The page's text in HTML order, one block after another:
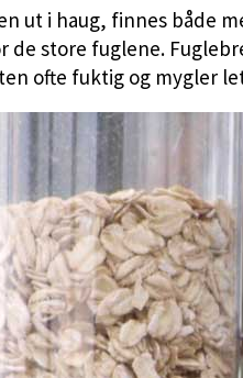
ut i haug, finnes både
de store fuglene.
ofte fuktig og mygler